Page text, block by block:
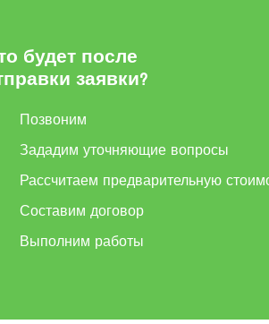
будет после
заявки?
Позвоним
Зададим уточняющие вопросы
Рассчитаем предварительную
Составим договор
Выполним работы